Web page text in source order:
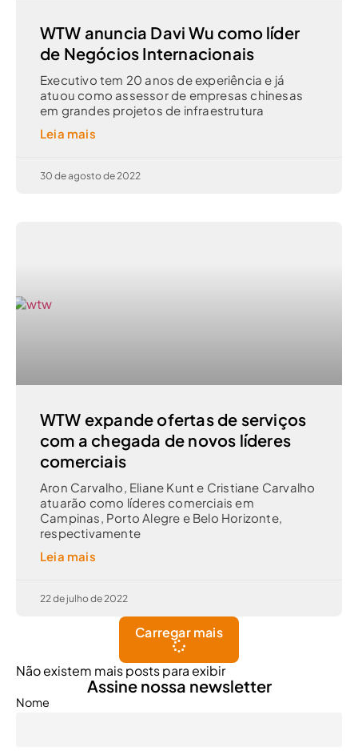
WTW anuncia Davi Wu como líder
de Negócios Internacionais
Executivo tem 20 anos de experiência e já
atuou como assessor de empresas chinesas
em grandes projetos de infraestrutura
Leia mais
30 de agosto de 2022
WTW expande ofertas de serviços
com a chegada de novos líderes
comerciais
Aron Carvalho, Eliane Kunt e Cristiane Carvalho
atuarão como líderes comerciais em
Campinas, Porto Alegre e Belo Horizonte,
respectivamente
Leia mais
22 de julho de 2022
Carregar mais
Não existem mais posts para exibir
Assine nossa newsletter
Nome